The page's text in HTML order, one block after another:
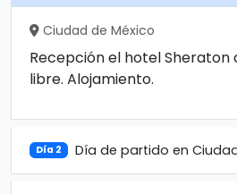
Ciudad de México
Recepción el hotel Sheraton
libre. Alojamiento.
Día 2 Día de partido en